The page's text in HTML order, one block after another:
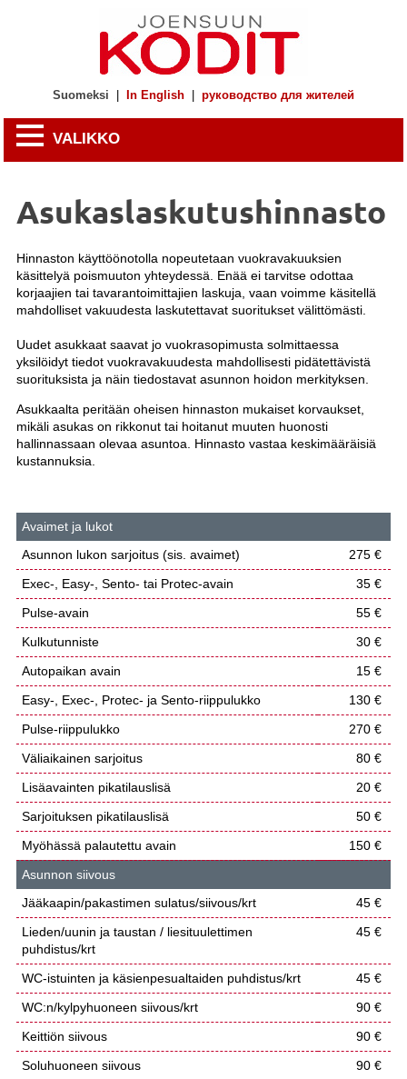
Suomeksi In English руководство для жителей
VALIKKO
Asukaslaskutushinnasto
Hinnaston käyttöönotolla nopeutetaan vuokravakuuksien
käsittelyä poismuuton yhteydessä. Enää ei tarvitse odottaa
korjaajien tai tavarantoimittajien laskuja, vaan voimme käsitellä
mahdolliset vakuudesta laskutettavat suoritukset välittömästi.
Uudet asukkaat saavat jo vuokrasopimusta solmittaessa
yksilöidyt tiedot vuokravakuudesta mahdollisesti pidätettävistä
suorituksista ja näin tiedostavat asunnon hoidon merkityksen.
Asukkaalta peritään oheisen hinnaston mukaiset korvaukset,
mikäli asukas on rikkonut tai hoitanut muuten huonosti
hallinnassaan olevaa asuntoa. Hinnasto vastaa keskimääräisiä
kustannuksia.
Avaimet ja lukot
Asunnon lukon sarjoitus (sis. avaimet)
275 €
Exec-, Easy-, Sento- tai Protec-avain
35 €
Pulse-avain
55 €
Kulkutunniste
30 €
Autopaikan avain
15 €
Easy-, Exec-, Protec- ja Sento-riippulukko
130 €
Pulse-riippulukko
270 €
Väliaikainen sarjoitus
80 €
Lisäavainten pikatilauslisä
20 €
Sarjoituksen pikatilauslisä
50 €
Myöhässä palautettu avain
150 €
Asunnon siivous
Jääkaapin/pakastimen sulatus/siivous/krt
45 €
Lieden/uunin ja taustan / liesituulettimen
puhdistus/krt
45 €
WC-istuinten ja käsienpesualtaiden puhdistus/krt
45 €
WC:n/kylpyhuoneen siivous/krt
90 €
Keittiön siivous
90 €
Soluhuoneen siivous
90 €